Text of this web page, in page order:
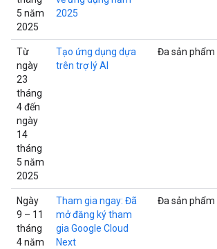
5 năm
2025
2025
Từ
ngày
23
tháng
4 đến
ngày
14
tháng
5 năm
2025
Tạo ứng dụng dựa
trên trợ lý AI
Đa sản phẩm
Ngày
9 – 11
tháng
4 năm
Tham gia ngay: Đã
mở đăng ký tham
gia Google Cloud
Next
Đa sản phẩm